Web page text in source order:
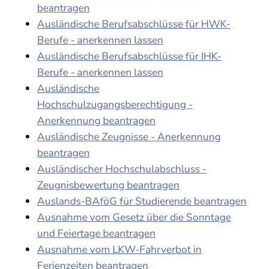
beantragen
Ausländische Berufsabschlüsse für HWK-
Berufe - anerkennen lassen
Ausländische Berufsabschlüsse für IHK-
Berufe - anerkennen lassen
Ausländische
Hochschulzugangsberechtigung -
Anerkennung beantragen
Ausländische Zeugnisse - Anerkennung
beantragen
Ausländischer Hochschulabschluss -
Zeugnisbewertung beantragen
Auslands-BAföG für Studierende beantragen
Ausnahme vom Gesetz über die Sonntage
und Feiertage beantragen
Ausnahme vom LKW-Fahrverbot in
Ferienzeiten beantragen